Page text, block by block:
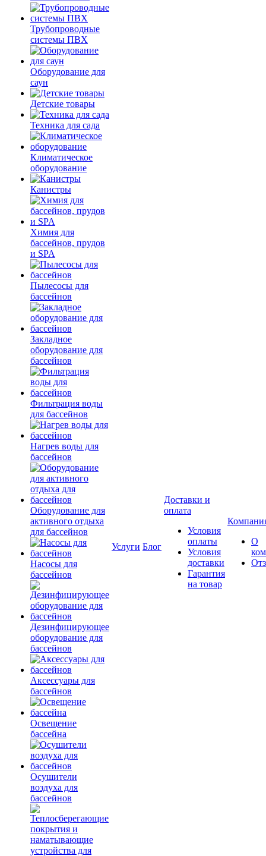
Трубопроводные
системы ПВХ
Оборудование для
саун
Детские товары
Техника для сада
Климатическое
оборудование
Канистры
Химия для
бассейнов, прудов
и SPA
Пылесосы для
бассейнов
Закладное
оборудование для
бассейнов
Фильтрация воды
для бассейнов
Нагрев воды для
бассейнов
Оборудование для
активного отдыха
для бассейнов
Насосы для
бассейнов
Дезинфицирующее
оборудование для
бассейнов
Аксессуары для
бассейнов
Освещение
бассейна
Осушители
воздуха для
бассейнов
Услуги Блог
Доставки и
оплата
Условия
оплаты
Условия
доставки
Гарантия
на товар
О